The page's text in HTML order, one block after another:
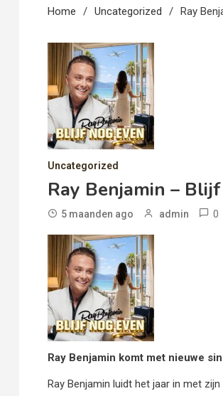
Home Uncategorized Ray
Uncategorized
Ray Benjamin –
5 maanden ago admin 0
Ray Benjamin komt met nieuwe
Ray Benjamin luidt het jaar in met